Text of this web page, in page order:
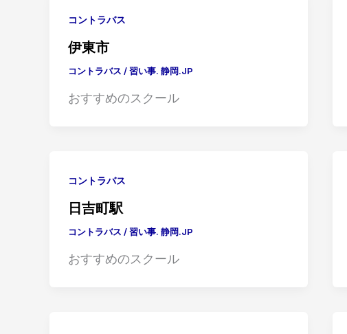
コントラバス
伊東市
コントラバス /習い事. 静岡.JP
おすすめのスクール
コントラバス
日吉町駅
コントラバス /習い事. 静岡.JP
おすすめのスクール